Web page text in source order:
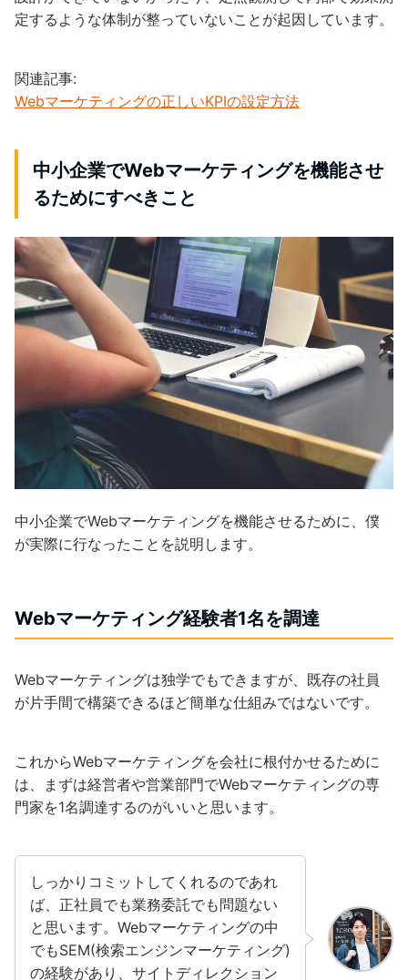
定するような体制が整っていないことが起因しています。
関連記事:
Webマーケティングの正しいKPIの設定方法
中小企業でWebマーケティングを機能させ
るためにすべきこと
中小企業でWebマーケティングを機能させるために、僕
が実際に行なったことを説明します。
Webマーケティング経験者1名を調達
Webマーケティングは独学でもできますが、既存の社員
が片手間で構築できるほど簡単な仕組みではないです。
これからWebマーケティングを会社に根付かせるために
は、まずは経営者や営業部門でWebマーケティングの専
門家を1名調達するのがいいと思います。
しっかりコミットしてくれるのであれ
ば、正社員でも業務委託でも問題ない
と思います。Webマーケティングの中
でもSEM(検索エンジンマーケティング)
の経験があり、サイトディレクション